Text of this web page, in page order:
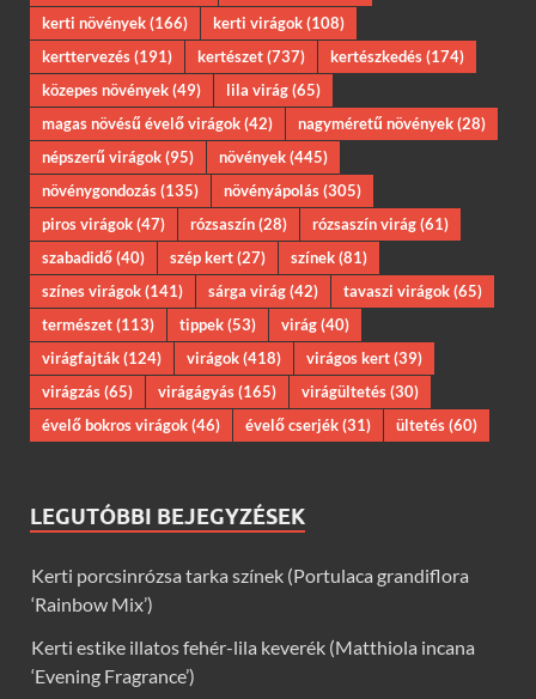
kerti növények(166) kerti virágok(108)
kerttervezés(191) kertészet(737) kertészkedés(174)
közepes növények(49) lila virág(65)
magas növésű évelő virágok(42) nagyméretű növények(28)
népszerű virágok(95) növények(445)
növénygondozás(135) növényápolás(305)
piros virágok(47) rózsaszín(28) rózsaszín virág(61)
szabadidő(40) szép kert(27) színek(81)
színes virágok(141) sárga virág(42) tavaszi virágok(65)
természet(113) tippek(53) virág(40)
virágfajták(124) virágok(418) virágos kert(39)
virágzás(65) virágágyás(165) virágültetés(30)
évelő bokros virágok(46) évelő cserjék(31) ültetés(60)
LEGUTÓBBI BEJEGYZÉSEK
Kerti porcsinrózsa tarka színek (Portulaca grandiflora
‘Rainbow Mix’)
Kerti estike illatos fehér-lila keverék (Matthiola incana
‘Evening Fragrance’)